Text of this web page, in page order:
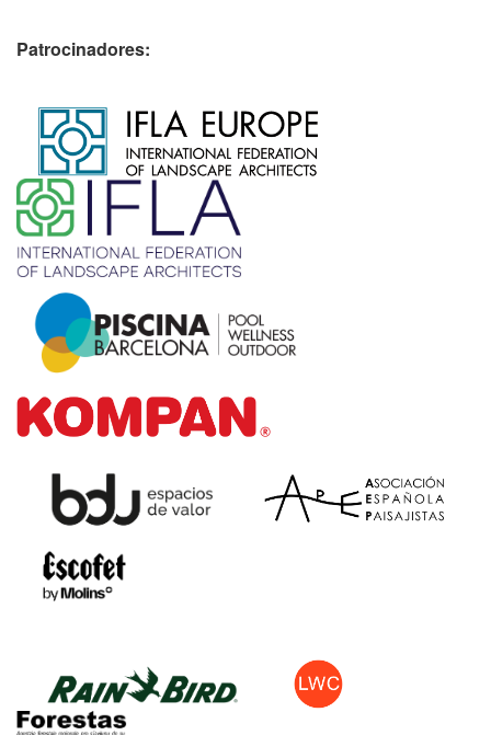
Patrocinadores: